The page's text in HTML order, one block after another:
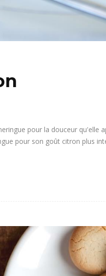
pour la douceur qu'elle
pour son goût citron plus